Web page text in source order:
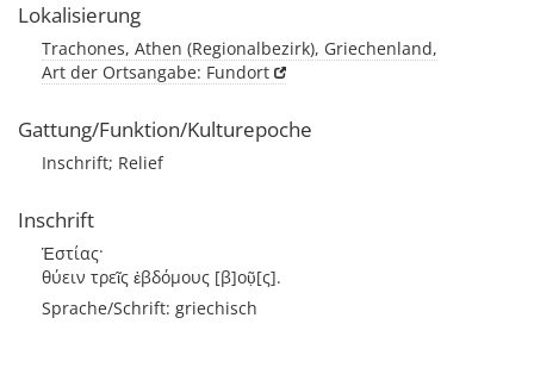
Lokalisierung
Trachones, Athen (Regionalbezirk), Griechenland,
Art der Ortsangabe: Fundort
Gattung/Funktion/Kulturepoche
Inschrift; Relief
Inschrift
Ἑστίας·
θύειν τρεῖς ἑβδόμους [β]οῦ̣[ς].
Sprache/Schrift: griechisch